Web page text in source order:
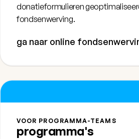
donatieformulieren
fondsenwerving.
ga naar online
VOOR PROGRAMMA-TEAMS
programma's